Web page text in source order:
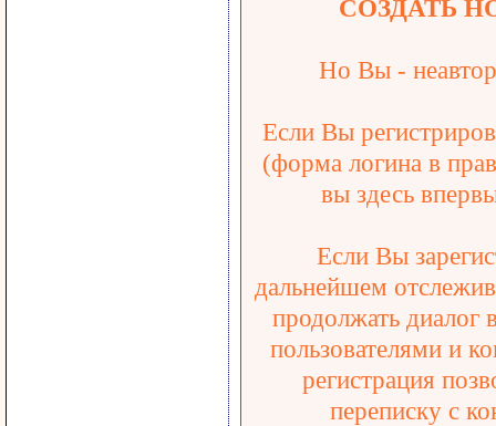
СОЗДАТЬ
Но Вы -
Если Вы
(форма логина в
вы здесь
Если Вы
дальнейшем
продолжать диалог
пользователями и
регистрация
переписку с